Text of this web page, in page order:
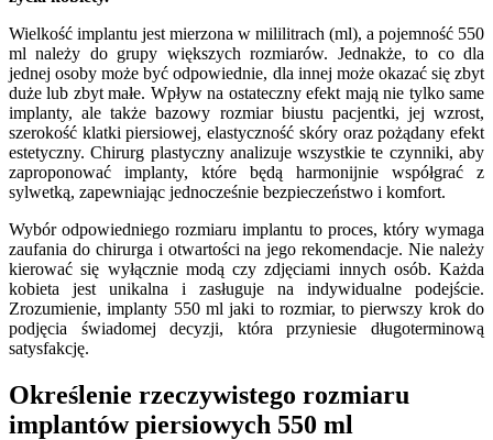
Wielkość implantu jest mierzona w mililitrach (ml), a pojemność 550
ml należy do grupy większych rozmiarów. Jednakże, to co dla
jednej osoby może być odpowiednie, dla innej może okazać się zbyt
duże lub zbyt małe. Wpływ na ostateczny efekt mają nie tylko same
implanty, ale także bazowy rozmiar biustu pacjentki, jej wzrost,
szerokość klatki piersiowej, elastyczność skóry oraz pożądany efekt
estetyczny. Chirurg plastyczny analizuje wszystkie te czynniki, aby
zaproponować implanty, które będą harmonijnie współgrać z
sylwetką, zapewniając jednocześnie bezpieczeństwo i komfort.
Wybór odpowiedniego rozmiaru implantu to proces, który wymaga
zaufania do chirurga i otwartości na jego rekomendacje. Nie należy
kierować się wyłącznie modą czy zdjęciami innych osób. Każda
kobieta jest unikalna i zasługuje na indywidualne podejście.
Zrozumienie, implanty 550 ml jaki to rozmiar, to pierwszy krok do
podjęcia świadomej decyzji, która przyniesie długoterminową
satysfakcję.
Określenie rzeczywistego rozmiaru
implantów piersiowych 550 ml